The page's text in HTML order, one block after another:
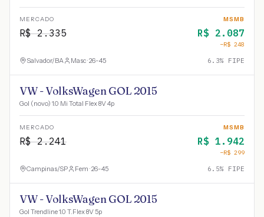
MERCADO
R$2.335
MSMB
R$ 2.087
−R$ 248
Salvador/BA Masc · 26-45 6.3% FIPE
VW - VolksWagen GOL 2015
Gol (novo) 1.0 Mi Total Flex 8V 4p
MERCADO
R$2.241
MSMB
R$ 1.942
−R$ 299
Campinas/SP Fem · 26-45 6.5% FIPE
VW - VolksWagen GOL 2015
Gol Trendline 1.0 T.Flex 8V 5p